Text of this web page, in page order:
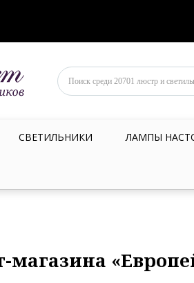
СВЕТИЛЬНИКИ ЛАМПЫ